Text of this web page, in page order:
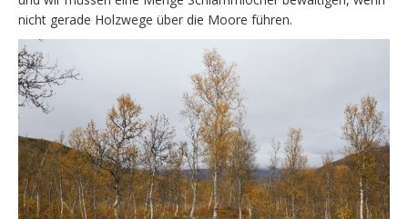
nicht gerade Holzwege über die Moore führen.